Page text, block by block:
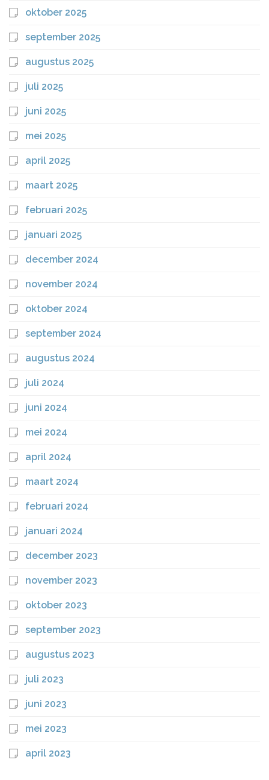
oktober 2025
september 2025
augustus 2025
juli 2025
juni 2025
mei 2025
april 2025
maart 2025
februari 2025
januari 2025
december 2024
november 2024
oktober 2024
september 2024
augustus 2024
juli 2024
juni 2024
mei 2024
april 2024
maart 2024
februari 2024
januari 2024
december 2023
november 2023
oktober 2023
september 2023
augustus 2023
juli 2023
juni 2023
mei 2023
april 2023